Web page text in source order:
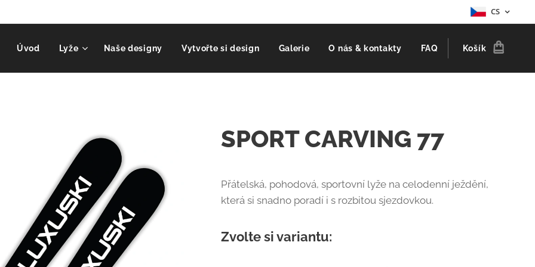
CS
Úvod Lyže Naše designy Vytvořte si design Galerie O nás & kontakty FAQ Košík
SPORT CARVING 77
Přátelská, pohodová, sportovní lyže na celodenní ježdění,
která si snadno poradí i s rozbitou sjezdovkou.
Zvolte si variantu: